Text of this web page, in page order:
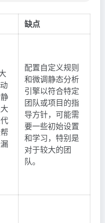
缺点
配置自定义规则
和微调静态分析
引擎以符合特定
团队或项目的指
导方针，可能需
要一些初始设置
和学习，特别是
对于较大的团
队。